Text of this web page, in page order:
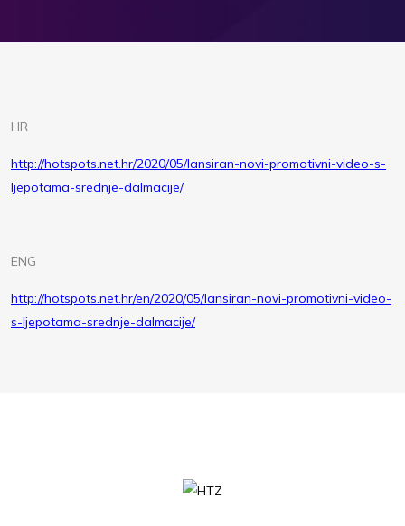
HR
http://hotspots.net.hr/2020/05/lansiran-novi-promotivni-video-s-
ljepotama-srednje-dalmacije/
ENG
http://hotspots.net.hr/en/2020/05/lansiran-novi-promotivni-video-
s-ljepotama-srednje-dalmacije/